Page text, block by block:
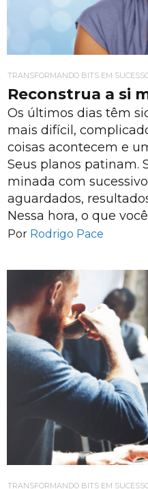
TRANSFORMANDO BITS EM
Reconstrua a si
Os últimos dias têm
mais difícil,
coisas acontecem e
Seus planos patinam.
minada com
aguardados,
Nessa hora, o que
Por Rodrigo Pace
TRANSFORMANDO BITS EM